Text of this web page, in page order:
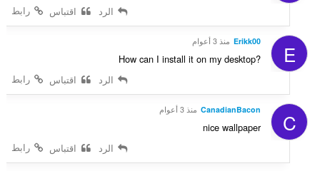
رابط
الرد اقتباس
E
Erikk00 منذ 3 أعوام
How can I install it on my desktop?
رابط
الرد اقتباس
C
CanadianBacon منذ 3 أعوام
nice wallpaper
رابط
الرد اقتباس